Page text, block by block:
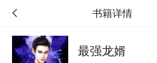
书籍详情
最强龙婿